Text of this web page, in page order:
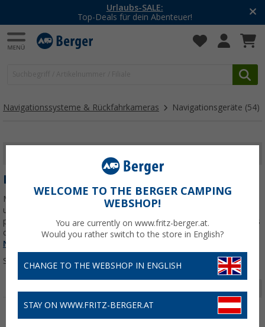
-20% auf Kleidung und Schuhe
Mit dem Aktionscode20SSV
Navigationssysteme & Rückfahrkameras Navigationsgeräte (54)
NAVIGATIONSGERÄTE
Mit unseren Navigationsgeräten findest Du immer den schnellsten
und sichersten Weg – egal, wo Du hinmöchtest. Verlasse Dich auf
präzise Routenführung und moderne Funktionen, die Dir unterwegs
das Leben erleichtern.Jetzt mehr über unsere Kategorie
Navigationsgeräte
Sortieren:
% %
WELCOME TO THE BERGER CAMPING
WEBSHOP!
You are currently on www.fritz-berger.at.
Would you rather switch to the store in English?
CHANGE TO THE WEBSHOP IN ENGLISH
STAY ON WWW.FRITZ-BERGER.AT